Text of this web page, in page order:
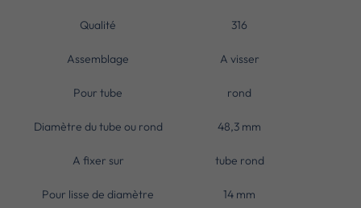
Qualité 316
Assemblage A visser
Pour tube rond
Diamètre du tube ou rond 48,3 mm
A fixer sur tube rond
Pour lisse de diamètre 14 mm